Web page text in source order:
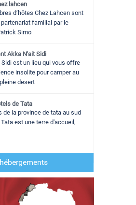
lahcen
d’hôtes Chez Lahcen sont
familial par le
Simo
Akka N'ait Sidi
est un lieu qui vous offre
insolite pour camper au
desert
de Tata
de la province de tata au sud
est une terre d'accueil,